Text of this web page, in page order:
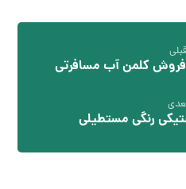
کلمن آب مسافرتی
رنگی مستطیلی